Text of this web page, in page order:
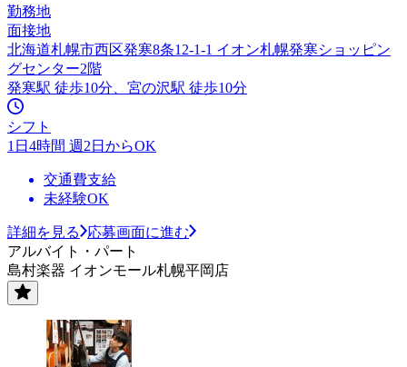
勤務地
面接地
北海道札幌市西区発寒8条12-1-1 イオン札幌発寒ショッピン
グセンター2階
発寒駅 徒歩10分、宮の沢駅 徒歩10分
シフト
1日4時間 週2日からOK
交通費支給
未経験OK
詳細を見る
応募画面に進む
アルバイト・パート
島村楽器 イオンモール札幌平岡店